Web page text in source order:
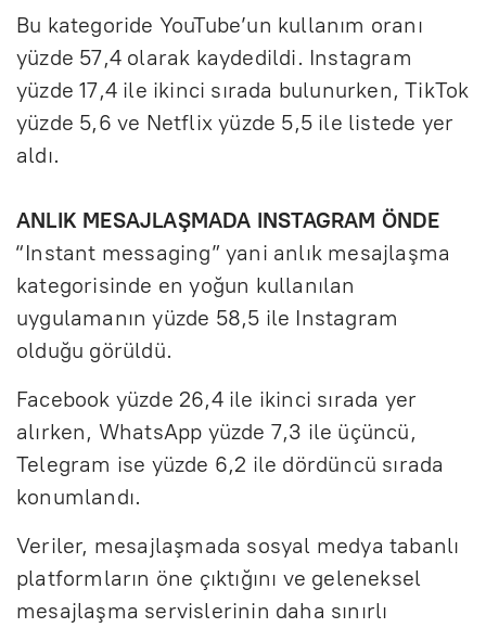
Bu kategoride YouTube’un kullanım oranı
yüzde 57,4 olarak kaydedildi. Instagram
yüzde 17,4 ile ikinci sırada bulunurken, TikTok
yüzde 5,6 ve Netflix yüzde 5,5 ile listede yer
aldı.
ANLIK MESAJLAŞMADA INSTAGRAM ÖNDE
“Instant messaging” yani anlık mesajlaşma
kategorisinde en yoğun kullanılan
uygulamanın yüzde 58,5 ile Instagram
olduğu görüldü.
Facebook yüzde 26,4 ile ikinci sırada yer
alırken, WhatsApp yüzde 7,3 ile üçüncü,
Telegram ise yüzde 6,2 ile dördüncü sırada
konumlandı.
Veriler, mesajlaşmada sosyal medya tabanlı
platformların öne çıktığını ve geleneksel
mesajlaşma servislerinin daha sınırlı